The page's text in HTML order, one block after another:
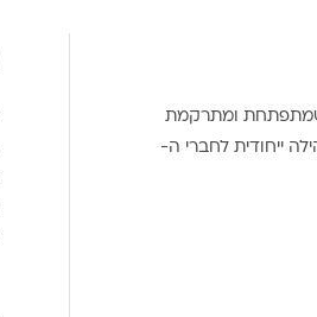
שמתפתחת ומתרקמת
ייחודית לחברי ה-